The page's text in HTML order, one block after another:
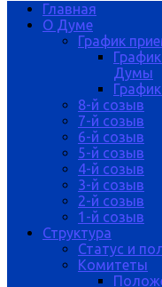
Главная
О Думе
График
Думы
8-й созыв
7-й созыв
6-й созыв
5-й созыв
4-й созыв
3-й созыв
2-й созыв
1-й созыв
Структура
Статус и
Комитеты